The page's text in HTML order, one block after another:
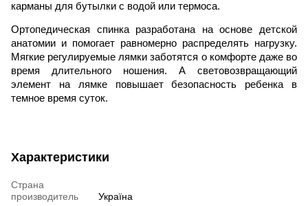
карманы для бутылки с водой или термоса.
Ортопедическая спинка разработана на основе детской
анатомии и помогает равномерно распределять нагрузку.
Мягкие регулируемые лямки заботятся о комфорте даже во
время длительного ношения. А световозвращающий
элемент на лямке повышает безопасность ребенка в
темное время суток.
Характеристики
Страна
производитель
Україна